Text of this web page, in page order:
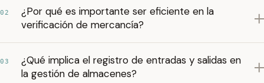
02
¿Por qué es importante ser eficiente en la
verificación de mercancía?
03
¿Qué implica el registro de entradas y salidas en
la gestión de almacenes?